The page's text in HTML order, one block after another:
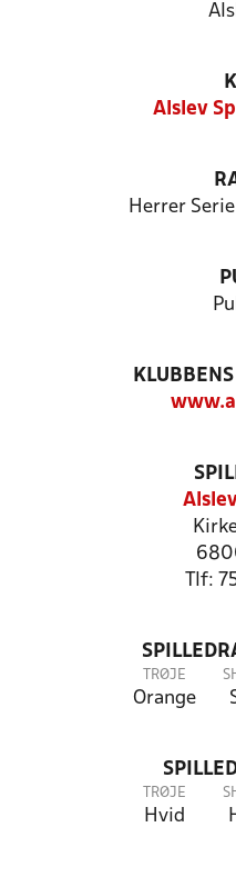
Alslev
Herrer
Tlf:
TRØJE
Orange
TRØJE
Hvid